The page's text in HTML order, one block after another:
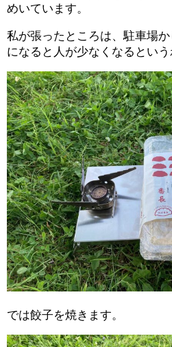
めいています。
私が張ったところは、駐車場
になると人が少なくなるという
では餃子を焼きます。